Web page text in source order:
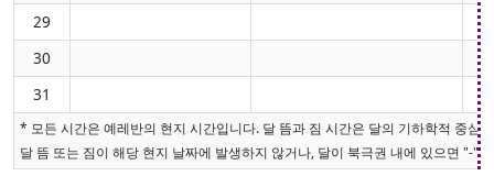
29
30
31
* 모든 시간은 예레반의 현지 시간입니다. 달 뜸과 짐 시간은 달의 기하학적 중심
달 뜸 또는 짐이 해당 현지 날짜에 발생하지 않거나, 달이 북극권 내에 있으면 "-"